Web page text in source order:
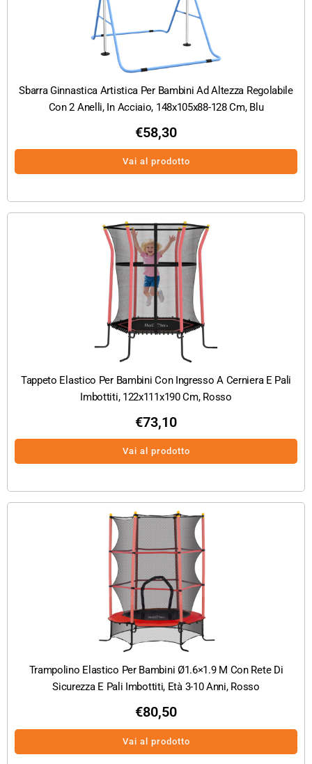
Sbarra Ginnastica Artistica Per Bambini Ad Altezza Regolabile
Con 2 Anelli, In Acciaio, 148x105x88-128 Cm, Blu
€58,30
Vai al prodotto
Tappeto Elastico Per Bambini Con Ingresso A Cerniera E Pali
Imbottiti, 122x111x190 Cm, Rosso
€73,10
Vai al prodotto
Trampolino Elastico Per Bambini Ø1.6×1.9 M Con Rete Di
Sicurezza E Pali Imbottiti, Età 3-10 Anni, Rosso
€80,50
Vai al prodotto